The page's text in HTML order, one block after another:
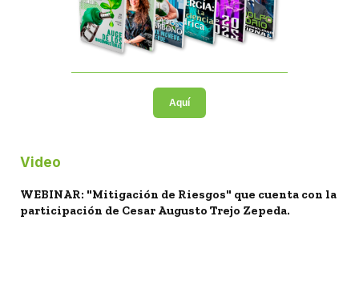
Aquí
Video
WEBINAR: "Mitigación de Riesgos" que cuenta con la
participación de Cesar Augusto Trejo Zepeda.